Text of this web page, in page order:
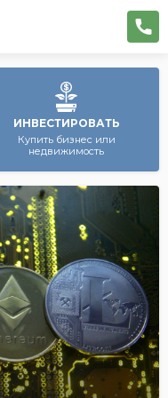
ИНВЕСТИРОВАТЬ
Купить бизнес или
недвижимость